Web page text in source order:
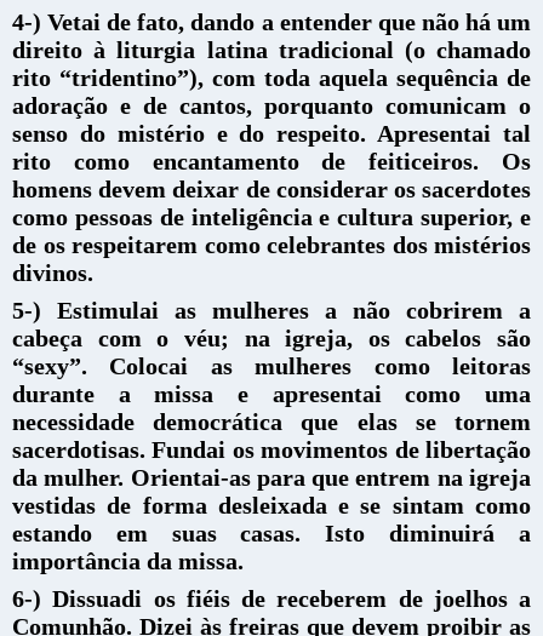
4-) Vetai de fato, dando a entender que não há um
direito à liturgia latina tradicional (o chamado
rito “tridentino”), com toda aquela sequência de
adoração e de cantos, porquanto comunicam o
senso do mistério e do respeito. Apresentai tal
rito como encantamento de feiticeiros. Os
homens devem deixar de considerar os sacerdotes
como pessoas de inteligência e cultura superior, e
de os respeitarem como celebrantes dos mistérios
divinos.
5-) Estimulai as mulheres a não cobrirem a
cabeça com o véu; na igreja, os cabelos são
“sexy”. Colocai as mulheres como leitoras
durante a missa e apresentai como uma
necessidade democrática que elas se tornem
sacerdotisas. Fundai os movimentos de libertação
da mulher. Orientai-as para que entrem na igreja
vestidas de forma desleixada e se sintam como
estando em suas casas. Isto diminuirá a
importância da missa.
6-) Dissuadi os fiéis de receberem de joelhos a
Comunhão. Dizei às freiras que devem proibir as